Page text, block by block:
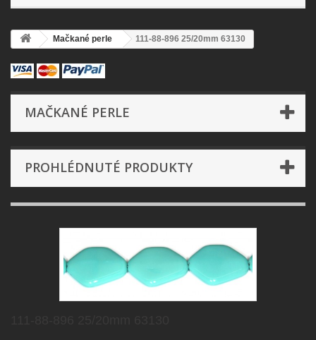
Mačkané perle 111-88-896 25/20mm 63130
MAČKANÉ PERLE
PROHLÉDNUTÉ PRODUKTY